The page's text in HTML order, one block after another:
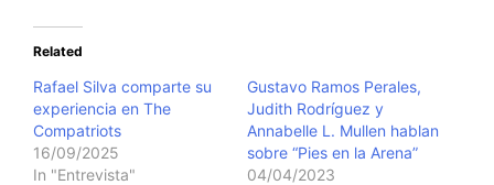
Related
Rafael Silva comparte su
experiencia en The
Compatriots
16/09/2025
In "Entrevista"
Gustavo Ramos Perales,
Judith Rodríguez y
Annabelle L. Mullen hablan
sobre “Pies en la Arena”
04/04/2023